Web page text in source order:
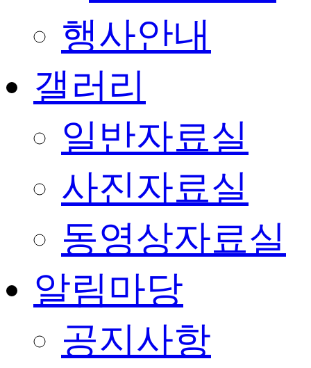
행사안내
갤러리
일반자료실
사진자료실
동영상자료실
알림마당
공지사항